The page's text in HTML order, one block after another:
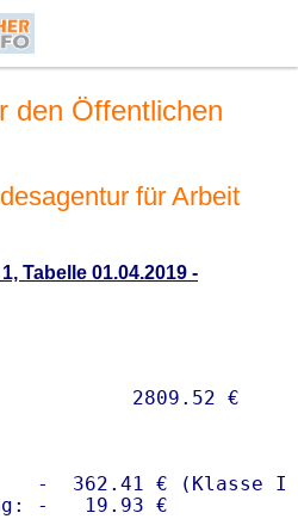
den Öffentlichen
für Arbeit
Tabelle 01.04.2019 -
-  362.41 € (Klasse I)
-   19.93 €